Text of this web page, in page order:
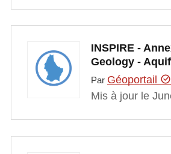
INSPIRE -
Geology -
Par Géoportail
Mis à jour le